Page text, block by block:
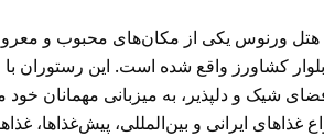
هتل ورنوس یکی از مکان‌های محبوب و
کشاورز واقع شده است. این رستوران با
شیک و دلپذیر، به میزبانی مهمانان خود
غذاهای ایرانی و بین‌المللی، پیش‌غذاها،